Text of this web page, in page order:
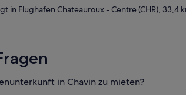
in Flughafen Chateauroux - Centre (CHR), 33,4
in Chavin zu mieten?